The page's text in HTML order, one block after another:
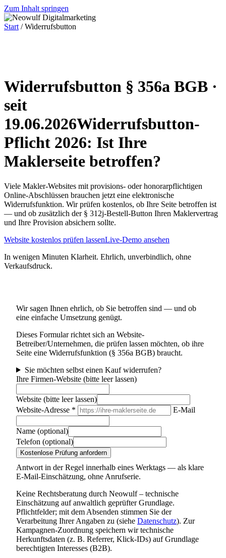
Zum Inhalt springen
Start / Widerrufsbutton
Widerrufsbutton § 356a BGB ·
seit
19.06.2026Widerrufsbutton-
Pflicht 2026: Ist Ihre
Maklerseite betroffen?
Viele Makler-Websites mit provisions- oder honorarpflichtigen
Online-Abschlüssen brauchen jetzt eine elektronische
Widerrufsfunktion. Wir prüfen kostenlos, ob Ihre Seite betroffen ist
— und ob zusätzlich der § 312j-Bestell-Button Ihren Maklervertrag
und Ihre Provision absichern sollte.
Website kostenlos prüfen lassenLive-Demo ansehen
In wenigen Minuten Klarheit. Ehrlich, unverbindlich, ohne
Verkaufsdruck.
Wir sagen Ihnen ehrlich, ob Sie betroffen sind — und ob
eine einfache Umsetzung genügt.
Dieses Formular richtet sich an Website-
Betreiber/Unternehmen, die prüfen lassen möchten, ob ihre
Seite eine Widerrufsfunktion (§ 356a BGB) braucht.
Sie möchten selbst einen Kauf widerrufen?
Ihre Firmen-Website (bitte leer lassen)
Website (bitte leer lassen)
Website-Adresse * E-Mail
Name (optional)
Telefon (optional)
Kostenlose Prüfung anfordern
Antwort in der Regel innerhalb eines Werktags — als klare
E-Mail-Einschätzung, ohne Anrufserie.
Keine Rechtsberatung durch Neowulf – technische
Einschätzung auf anwaltlich geprüfter Grundlage.
Pflichtfelder; mit dem Absenden stimmen Sie der
Verarbeitung Ihrer Angaben zu (siehe Datenschutz). Zur
Kampagnen-Zuordnung speichern wir technische
Herkunftsdaten (z. B. Referrer, Klick-IDs) auf Grundlage
berechtigten Interesses (B2B).